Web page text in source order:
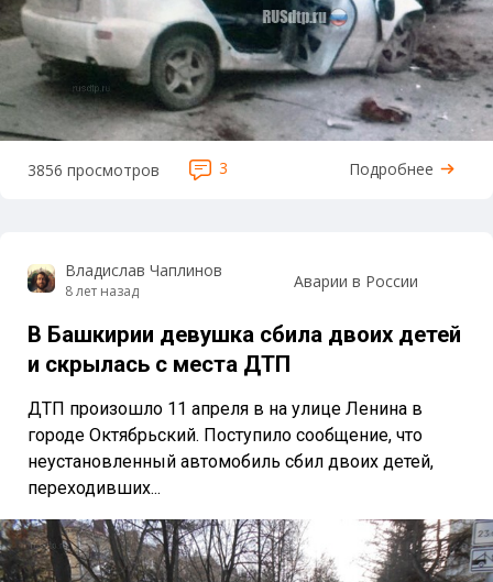
3856 просмотров 3 Подробнее
Владислав Чаплинов
8 лет назад Аварии в России
В Башкирии девушка сбила двоих детей
и скрылась с места ДТП
ДТП произошло 11 апреля в на улице Ленина в
городе Октябрьский. Поступило сообщение, что
неустановленный автомобиль сбил двоих детей,
переходивших...